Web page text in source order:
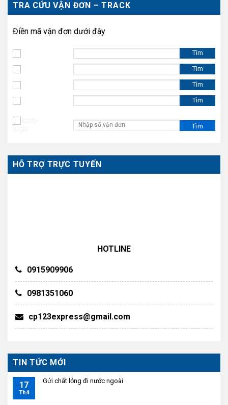
TRA CỨU VẬN ĐƠN – TRACK
Điền mã vận đơn dưới đây
Tìm
Tìm
Tìm
Tìm
HỖ TRỢ TRỰC TUYẾN
HOTLINE
0915909906
0981351060
cp123express@gmail.com
TIN TỨC MỚI
17
Th4
Gửi chất lỏng đi nước ngoài